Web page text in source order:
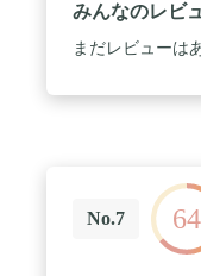
みんなのレビ
まだレビューは
No.7 64